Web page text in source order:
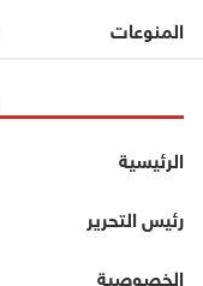
المنوعات
الرئيسية
رئيس التحرير
الخصوصية